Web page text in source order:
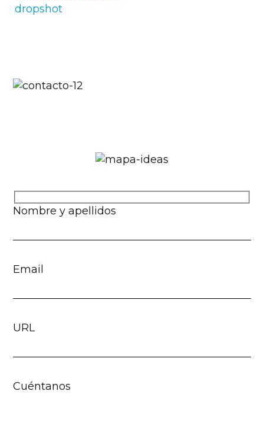
Nombre y apellidos
Email
URL
Cuéntanos